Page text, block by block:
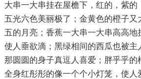
大串一大串挂在屋檐下，红的，紫的
五光六色美丽极了；金黄色的橙子又
五的月亮；香蕉一大串一大串高高地
使人垂欲滴；黑绿相间的西瓜也被主
那圆圆的身子真逗人喜爱；胖乎乎的
全身红彤彤的像一个个小灯笼，使人